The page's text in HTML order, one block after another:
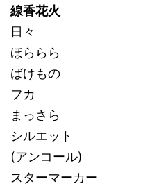
線香花火
日々
ほららら
ばけもの
フカ
まっさら
シルエット
(アンコール)
スターマーカー